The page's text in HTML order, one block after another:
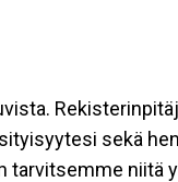
sekä
tarvitsemme niitä